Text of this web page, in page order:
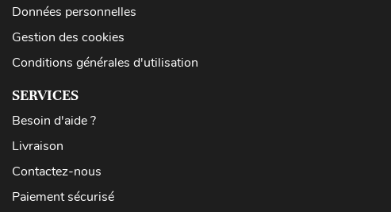
Données personnelles
Gestion des cookies
Conditions générales d'utilisation
SERVICES
Besoin d'aide ?
Livraison
Contactez-nous
Paiement sécurisé